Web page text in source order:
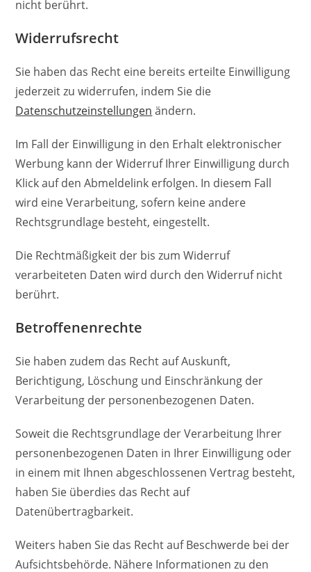
nicht berührt.
Widerrufsrecht
Sie haben das Recht eine bereits erteilte Einwilligung
jederzeit zu widerrufen, indem Sie die
Datenschutzeinstellungen ändern.
Im Fall der Einwilligung in den Erhalt elektronischer
Werbung kann der Widerruf Ihrer Einwilligung durch
Klick auf den Abmeldelink erfolgen. In diesem Fall
wird eine Verarbeitung, sofern keine andere
Rechtsgrundlage besteht, eingestellt.
Die Rechtmäßigkeit der bis zum Widerruf
verarbeiteten Daten wird durch den Widerruf nicht
berührt.
Betroffenenrechte
Sie haben zudem das Recht auf Auskunft,
Berichtigung, Löschung und Einschränkung der
Verarbeitung der personenbezogenen Daten.
Soweit die Rechtsgrundlage der Verarbeitung Ihrer
personenbezogenen Daten in Ihrer Einwilligung oder
in einem mit Ihnen abgeschlossenen Vertrag besteht,
haben Sie überdies das Recht auf
Datenübertragbarkeit.
Weiters haben Sie das Recht auf Beschwerde bei der
Aufsichtsbehörde. Nähere Informationen zu den